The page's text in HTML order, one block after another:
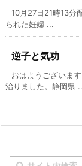
10月27日21時13分
られた妊婦 ...
逆子と気功
おはようございま
治りました。静岡県